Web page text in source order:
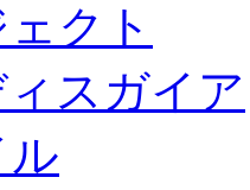
クト
スガイア
ル